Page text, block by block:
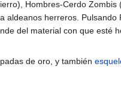
Hombres-Cerdo Zombis
aldeanos herreros. Pulsando
del material con que esté
de oro, y también